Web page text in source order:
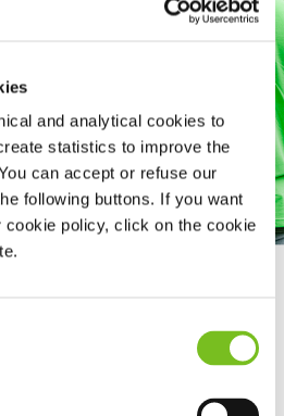
and analytical cookies to
statistics to improve the
can accept or refuse our
following buttons. If you want
policy, click on the cookie
zuurstof of het opraken
de mogelijkheid om thuis